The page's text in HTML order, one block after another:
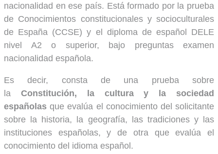
nacionalidad en ese país. Está formado por la prueba
de Conocimientos constitucionales y socioculturales
de España (CCSE) y el diploma de español DELE
nivel A2 o superior, bajo preguntas examen
nacionalidad española.
Es decir, consta de una prueba sobre
la Constitución, la cultura y la sociedad
españolas que evalúa el conocimiento del solicitante
sobre la historia, la geografía, las tradiciones y las
instituciones españolas, y de otra que evalúa el
conocimiento del idioma español.